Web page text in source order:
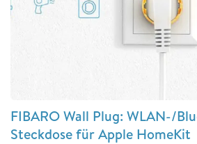
FIBARO Wall Plug: WLAN-/
Steckdose für Apple HomeKit